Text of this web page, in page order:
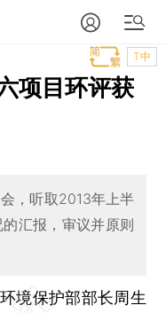
T中
项目环评获
，听取2013年上半
汇报，审议并原则
保护部部长周生